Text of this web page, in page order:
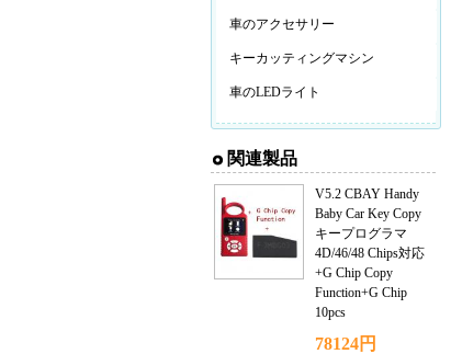
車のアクセサリー
キーカッティングマシン
車のLEDライト
関連製品
V5.2 CBAY Handy
Baby Car Key Copy
キープログラマ
4D/46/48 Chips対応
+G Chip Copy
Function+G Chip
10pcs
78124円